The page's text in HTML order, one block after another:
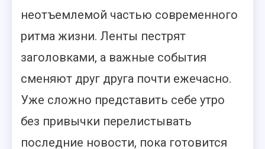
неотъемлемой частью современного
ритма жизни. Ленты пестрят
заголовками, а важные события
сменяют друг друга почти ежечасно.
Уже сложно представить себе утро
без привычки перелистывать
последние новости, пока готовится